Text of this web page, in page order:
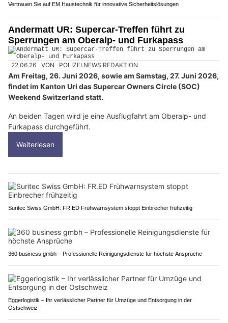
Vertrauen Sie auf EM Haustechnik für innovative Sicherheitslösungen
Andermatt UR: Supercar-Treffen führt zu
Sperrungen am Oberalp- und Furkapass
22.06.26 VON POLIZEI.NEWS REDAKTION
Am Freitag, 26. Juni 2026, sowie am Samstag, 27. Juni 2026,
findet im Kanton Uri das Supercar Owners Circle (SOC)
Weekend Switzerland statt.
An beiden Tagen wird je eine Ausflugfahrt am Oberalp- und
Furkapass durchgeführt.
Weiterlesen
Suritec Swiss GmbH: FR.ED Frühwarnsystem stoppt Einbrecher frühzeitig
360 business gmbh – Professionelle Reinigungsdienste für höchste Ansprüche
Eggerlogistik – Ihr verlässlicher Partner für Umzüge und Entsorgung in der
Ostschweiz